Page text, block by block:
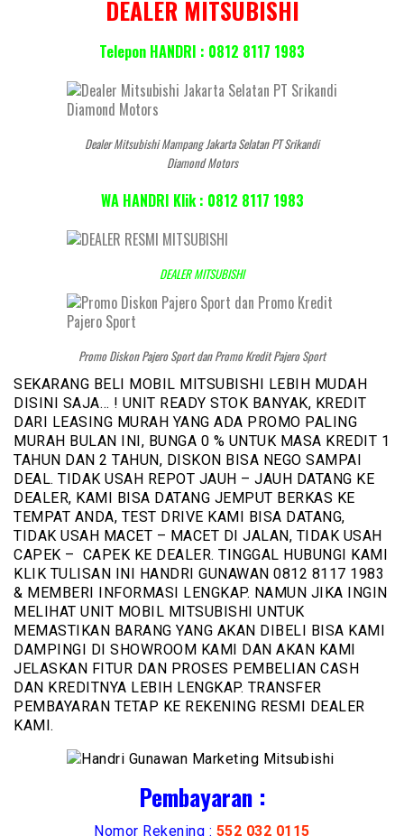
DEALER MITSUBISHI
Telepon HANDRI : 0812 8117 1983
Dealer Mitsubishi Mampang Jakarta Selatan PT Srikandi
Diamond Motors
WA HANDRI Klik : 0812 8117 1983
DEALER MITSUBISHI
Promo Diskon Pajero Sport dan Promo Kredit Pajero Sport
SEKARANG BELI MOBIL MITSUBISHI LEBIH MUDAH
DISINI SAJA… ! UNIT READY STOK BANYAK, KREDIT
DARI LEASING MURAH YANG ADA PROMO PALING
MURAH BULAN INI, BUNGA 0 % UNTUK MASA KREDIT 1
TAHUN DAN 2 TAHUN, DISKON BISA NEGO SAMPAI
DEAL. TIDAK USAH REPOT JAUH – JAUH DATANG KE
DEALER, KAMI BISA DATANG JEMPUT BERKAS KE
TEMPAT ANDA, TEST DRIVE KAMI BISA DATANG,
TIDAK USAH MACET – MACET DI JALAN, TIDAK USAH
CAPEK – CAPEK KE DEALER. TINGGAL HUBUNGI KAMI
KLIK TULISAN INI HANDRI GUNAWAN 0812 8117 1983
& MEMBERI INFORMASI LENGKAP. NAMUN JIKA INGIN
MELIHAT UNIT MOBIL MITSUBISHI UNTUK
MEMASTIKAN BARANG YANG AKAN DIBELI BISA KAMI
DAMPINGI DI SHOWROOM KAMI DAN AKAN KAMI
JELASKAN FITUR DAN PROSES PEMBELIAN CASH
DAN KREDITNYA LEBIH LENGKAP. TRANSFER
PEMBAYARAN TETAP KE REKENING RESMI DEALER
KAMI.
Pembayaran :
Nomor Rekening : 552 032 0115